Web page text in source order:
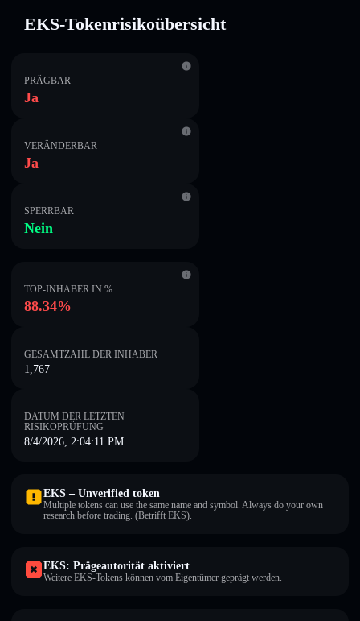
EKS-Tokenrisikoübersicht
PRÄGBAR
Ja
VERÄNDERBAR
Ja
SPERRBAR
Nein
TOP-INHABER IN %
88.34%
GESAMTZAHL DER INHABER
1,767
DATUM DER LETZTEN
RISIKOPRÜFUNG
8/4/2026, 2:04:11 PM
EKS – Unverified token
Multiple tokens can use the same name and symbol. Always do your own
research before trading. (Betrifft EKS).
EKS: Prägeautorität aktiviert
Weitere EKS-Tokens können vom Eigentümer geprägt werden.